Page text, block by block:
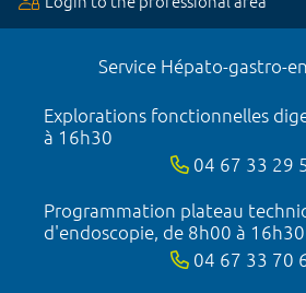
Service Hépato-gastro-
Explorations fonctionnelles
à 16h30
04 67 33 29
Programmation plateau
d'endoscopie, de 8h00 à 16h30
04 67 33 70